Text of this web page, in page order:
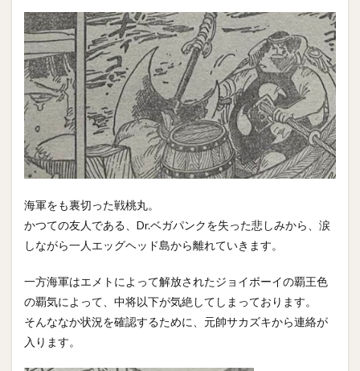
海軍をも裏切った戦桃丸。
かつての友人である、Dr.ベガパンクを失った悲しみから、涙
しながら一人エッグヘッド島から離れていきます。
一方海軍はエメトによって解放されたジョイボーイの覇王色
の覇気によって、中将以下が気絶してしまっております。
そんななか状況を確認するために、元帥サカズキから連絡が
入ります。